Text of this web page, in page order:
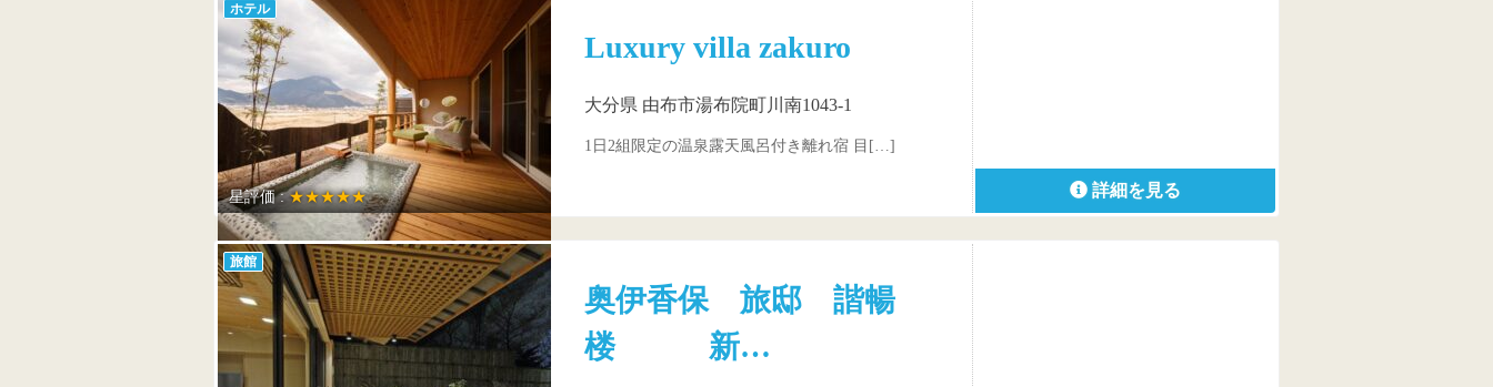
ホテル
星評価 :★★★★★
Luxury villa zakuro
大分県 由布市湯布院町川南1043-1
1日2組限定の温泉露天風呂付き離れ宿 目[…]
詳細を見る
旅館
奥伊香保 旅邸 諧暢
楼 新…